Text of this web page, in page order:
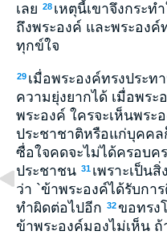
เลย 28 เหตุนี้เขาจึงกระท
ถึงพระองค์ และพระองค์
ทุกข์ใจ
29 เมื่อพระองค์ทรงประท
ความยุ่งยากได้ เมื่อพร
พระองค์ ใครจะเห็นพระ
ประชาชาติหรือแก่บุคค
ซื่อใจคดจะไม่ได้ครอบค
ประชาชน 31 เพราะเป็น
ว่า `ข้าพระองค์ได้รับกา
ทำผิดต่อไปอีก 32 ขอทรง
ข้าพระองค์มองไม่เห็น